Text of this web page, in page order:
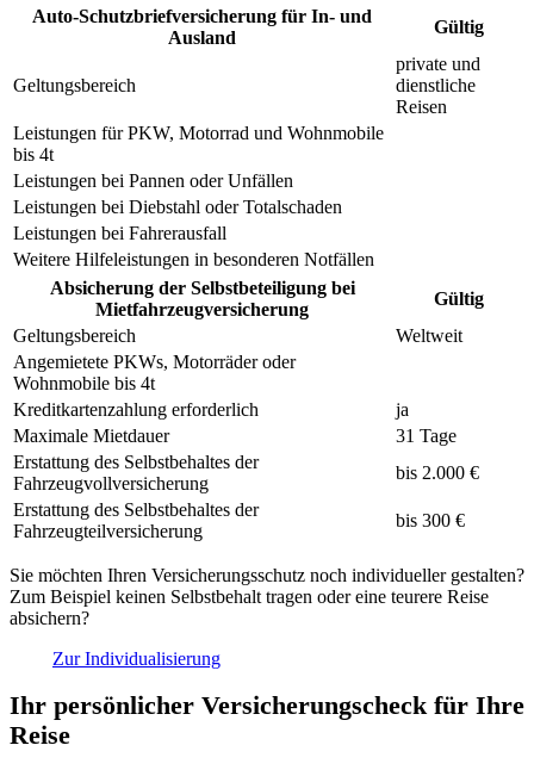
Auto-Schutzbriefversicherung für In- und
Ausland
Gültig
Geltungsbereich
private und
dienstliche
Reisen
Leistungen für PKW, Motorrad und Wohnmobile
bis 4t
Leistungen bei Pannen oder Unfällen
Leistungen bei Diebstahl oder Totalschaden
Leistungen bei Fahrerausfall
Weitere Hilfeleistungen in besonderen Notfällen
Absicherung der Selbstbeteiligung bei
Mietfahrzeugversicherung
Gültig
Geltungsbereich
Weltweit
Angemietete PKWs, Motorräder oder
Wohnmobile bis 4t
Kreditkartenzahlung erforderlich
ja
Maximale Mietdauer
31 Tage
Erstattung des Selbstbehaltes der
Fahrzeugvollversicherung
bis 2.000 €
Erstattung des Selbstbehaltes der
Fahrzeugteilversicherung
bis 300 €
Sie möchten Ihren Versicherungsschutz noch individueller gestalten?
Zum Beispiel keinen Selbstbehalt tragen oder eine teurere Reise
absichern?
Zur Individualisierung
Ihr persönlicher Versicherungscheck für Ihre
Reise